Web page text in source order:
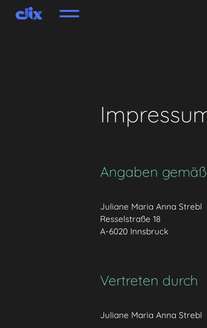
Angaben
Juliane Maria Anna Strebl
Resselstraße 18
A-6020 Innsbruck
Vertreten durch
Juliane Maria Anna Strebl